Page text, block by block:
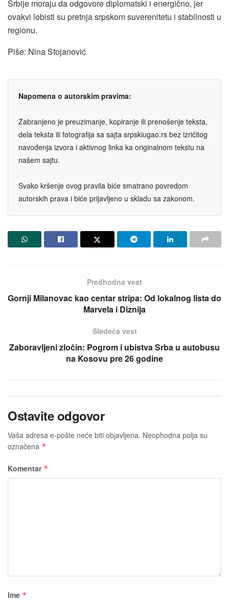
Srbije moraju da odgovore diplomatski i energično, jer
ovakvi lobisti su pretnja srpskom suverenitetu i stabilnosti u
regionu.
Piše: Nina Stojanović
Napomena o autorskim pravima:
Zabranjeno je preuzimanje, kopiranje ili prenošenje teksta,
dela teksta ili fotografija sa sajta srpskiugao.rs bez izričitog
navođenja izvora i aktivnog linka ka originalnom tekstu na
našem sajtu.
Svako kršenje ovog pravila biće smatrano povredom
autorskih prava i biće prijavljeno u skladu sa zakonom.
Predhodna vest
Gornji Milanovac kao centar stripa: Od lokalnog lista do
Marvela i Diznija
Sledeća vest
Zaboravljeni zločin: Pogrom i ubistva Srba u autobusu
na Kosovu pre 26 godine
Ostavite odgovor
Vaša adresa e-pošte neće biti obјavljena. Neophodna polja su
označena *
Komentar *
Ime *